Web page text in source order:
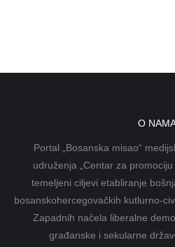
O
Portal „Bosanska misao“
udruženja „Centar za
temeljeni ciljevi etabliranje
bosanskohercegovačkih kutlurno-
Zapadnih načela liberalne
građanske i sekularne